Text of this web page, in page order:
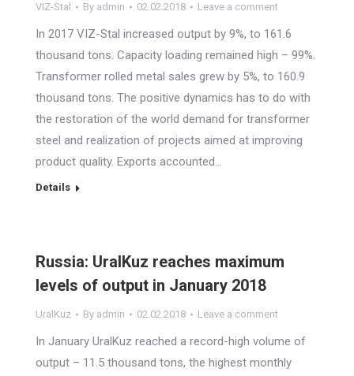
VIZ-Stal By admin 02.02.2018 Leave a comment
In 2017 VIZ-Stal increased output by 9%, to 161.6
thousand tons. Capacity loading remained high – 99%.
Transformer rolled metal sales grew by 5%, to 160.9
thousand tons. The positive dynamics has to do with
the restoration of the world demand for transformer
steel and realization of projects aimed at improving
product quality. Exports accounted…
Details
Russia: UralKuz reaches maximum
levels of output in January 2018
UralKuz By admin 02.02.2018 Leave a comment
In January UralKuz reached a record-high volume of
output – 11.5 thousand tons, the highest monthly